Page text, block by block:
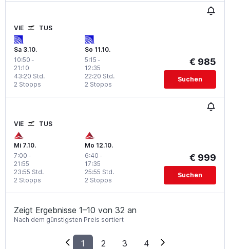
VIE TUS
Sa 3.10.
10:50 -
21:10
2 Stopps
43:20 Std.
So 11.10.
5:15 -
12:35
2 Stopps
22:20 Std.
€ 985
Suchen
VIE TUS
Mi 7.10.
7:00 -
21:55
2 Stopps
23:55 Std.
Mo 12.10.
6:40 -
17:35
2 Stopps
25:55 Std.
€ 999
Suchen
Zeigt Ergebnisse 1–10 von 32 an
Nach dem günstigsten Preis sortiert
1 2 3 4